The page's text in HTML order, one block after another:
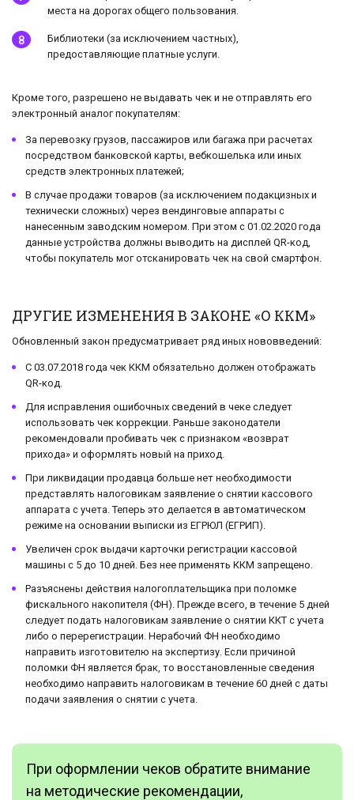
места на дорогах общего пользования.
Библиотеки (за исключением частных),
предоставляющие платные услуги.
Кроме того, разрешено не выдавать чек и не отправлять его
электронный аналог покупателям:
За перевозку грузов, пассажиров или багажа при расчетах
посредством банковской карты, вебкошелька или иных
средств электронных платежей;
В случае продажи товаров (за исключением подакцизных и
технически сложных) через вендинговые аппараты с
нанесенным заводским номером. При этом с 01.02.2020 года
данные устройства должны выводить на дисплей QR-код,
чтобы покупатель мог отсканировать чек на свой смартфон.
ДРУГИЕ ИЗМЕНЕНИЯ В ЗАКОНЕ «О ККМ»
Обновленный закон предусматривает ряд иных нововведений:
С 03.07.2018 года чек ККМ обязательно должен отображать
QR-код.
Для исправления ошибочных сведений в чеке следует
использовать чек коррекции. Раньше законодатели
рекомендовали пробивать чек с признаком «возврат
прихода» и оформлять новый на приход.
При ликвидации продавца больше нет необходимости
представлять налоговикам заявление о снятии кассового
аппарата с учета. Теперь это делается в автоматическом
режиме на основании выписки из ЕГРЮЛ (ЕГРИП).
Увеличен срок выдачи карточки регистрации кассовой
машины с 5 до 10 дней. Без нее применять ККМ запрещено.
Разъяснены действия налогоплательщика при поломке
фискального накопителя (ФН). Прежде всего, в течение 5 дней
следует подать налоговикам заявление о снятии ККТ с учета
либо о перерегистрации. Нерабочий ФН необходимо
направить изготовителю на экспертизу. Если причиной
поломки ФН является брак, то восстановленные сведения
необходимо направить налоговикам в течение 60 дней с даты
подачи заявления о снятии с учета.
При оформлении чеков обратите внимание
на методические рекомендации,